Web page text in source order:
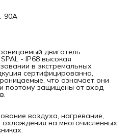
90A
двигатель
- IP68 высокая
в экстремальных
сертифицированна,
что означает они
поэтому защищены от вход
воздуха, нагревание,
на многочисленных